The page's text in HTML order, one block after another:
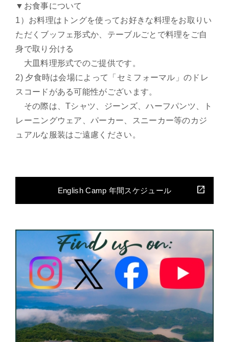
▼お食事について
1）お料理はトングを使ってお好きな料理をお取りい
ただくブッフェ形式か、テーブルごとで料理をご自
身で取り分ける
大皿料理形式でのご提供です。
2) 夕食時は会場によって「セミフォーマル」のドレ
スコードがある可能性がございます。
その際は、Tシャツ、ジーンズ、ハーフパンツ、ト
レーニングウェア、パーカー、スニーカー等のカジ
ュアルな服装はご遠慮ください。
English Camp 年間スケジュール